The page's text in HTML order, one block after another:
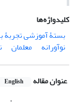
کلیدواژه‌ها
بستۀ آموزشی تجربۀ
نوآورانه
معلمان
عنوان مقاله English